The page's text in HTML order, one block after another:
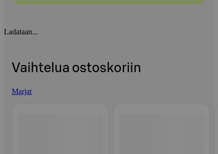
Ladataan...
Vaihtelua ostoskoriin
Marjat